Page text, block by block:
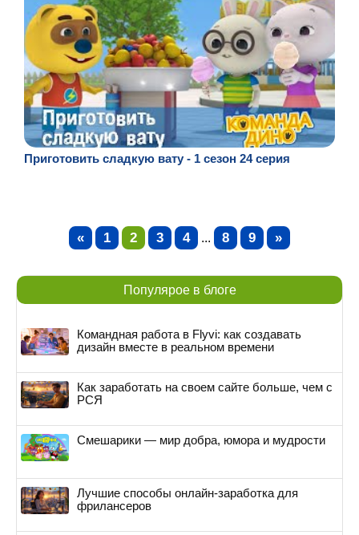
Приготовить сладкую вату - 1 сезон 24 серия
« 1 2 3 4 ... 8 9 »
Популярое в блоге
Командная работа в Flyvi: как создавать
дизайн вместе в реальном времени
Как заработать на своем сайте больше, чем с
РСЯ
Смешарики — мир добра, юмора и мудрости
Лучшие способы онлайн-заработка для
фрилансеров